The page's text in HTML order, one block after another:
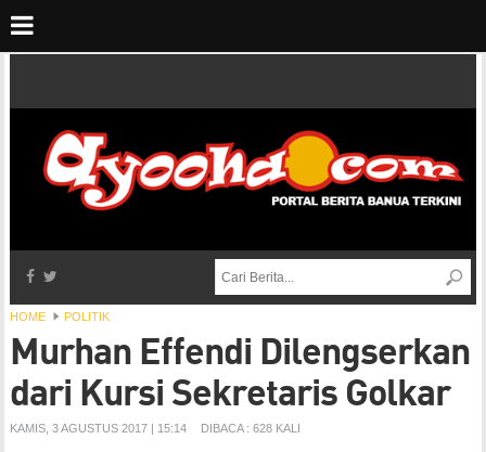
HOME POLITIK
Murhan Effendi Dilengserkan
dari Kursi Sekretaris Golkar
KAMIS, 3 AGUSTUS 2017 | 15:14 DIBACA : 628 KALI